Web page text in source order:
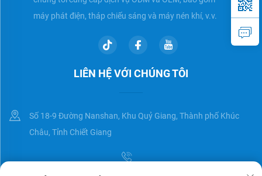
máy phát điện, tháp chiếu sáng và máy nén khí, v.v.
LIÊN HỆ VỚI CHÚNG TÔI
Số 18-9 Đường Nanshan, Khu Quỷ Giang, Thành phố Khúc
Châu, Tỉnh Chiết Giang